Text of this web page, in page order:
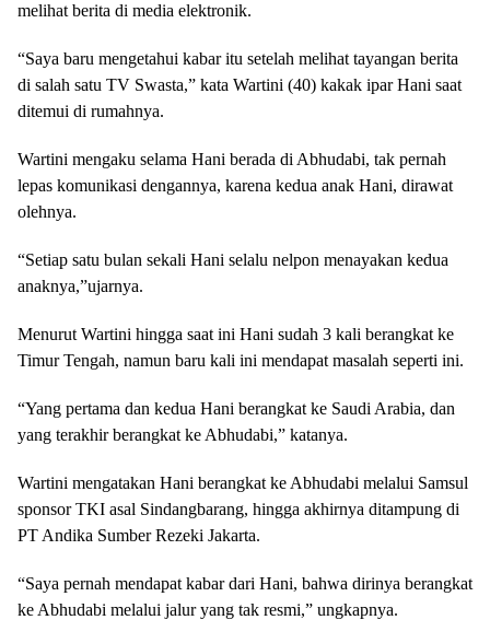
melihat berita di media elektronik.
“Saya baru mengetahui kabar itu setelah melihat tayangan berita
di salah satu TV Swasta,” kata Wartini (40) kakak ipar Hani saat
ditemui di rumahnya.
Wartini mengaku selama Hani berada di Abhudabi, tak pernah
lepas komunikasi dengannya, karena kedua anak Hani, dirawat
olehnya.
“Setiap satu bulan sekali Hani selalu nelpon menayakan kedua
anaknya,”ujarnya.
Menurut Wartini hingga saat ini Hani sudah 3 kali berangkat ke
Timur Tengah, namun baru kali ini mendapat masalah seperti ini.
“Yang pertama dan kedua Hani berangkat ke Saudi Arabia, dan
yang terakhir berangkat ke Abhudabi,” katanya.
Wartini mengatakan Hani berangkat ke Abhudabi melalui Samsul
sponsor TKI asal Sindangbarang, hingga akhirnya ditampung di
PT Andika Sumber Rezeki Jakarta.
“Saya pernah mendapat kabar dari Hani, bahwa dirinya berangkat
ke Abhudabi melalui jalur yang tak resmi,” ungkapnya.